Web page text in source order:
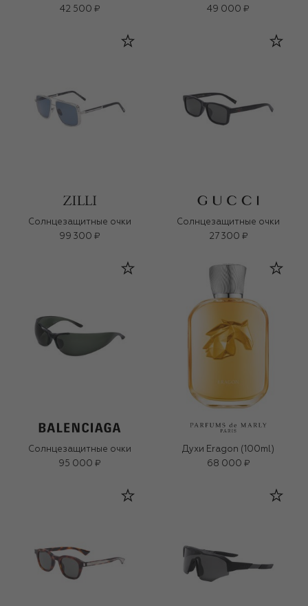
42 500 ₽ 49 000 ₽
Солнцезащитные очки
99 300 ₽
Солнцезащитные очки
27 300 ₽
Солнцезащитные очки
95 000 ₽
Духи Eragon (100ml)
68 000 ₽